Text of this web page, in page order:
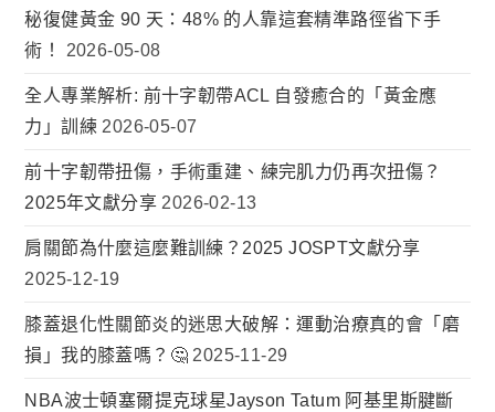
秘復健黃金 90 天：48% 的人靠這套精準路徑省下手
術！
2026-05-08
全人專業解析: 前十字韌帶ACL 自發癒合的「黃金應
力」訓練 2026-05-07
前十字韌帶扭傷，手術重建、練完肌力仍再次扭傷？
2025年文獻分享 2026-02-13
肩關節為什麼這麼難訓練？2025 JOSPT文獻分享
2025-12-19
膝蓋退化性關節炎的迷思大破解：運動治療真的會「磨
損」我的膝蓋嗎？🤔 2025-11-29
NBA波士頓塞爾提克球星Jayson Tatum 阿基里斯腱斷